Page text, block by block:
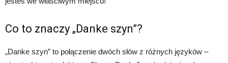
Co to znaczy „Danke szyn”?
„Danke szyn” to połączenie dwóch słów z różnych języków –